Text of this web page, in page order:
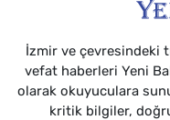
İzmir ve çevresindeki
vefat haberleri Yeni
olarak okuyuculara
kritik bilgiler,